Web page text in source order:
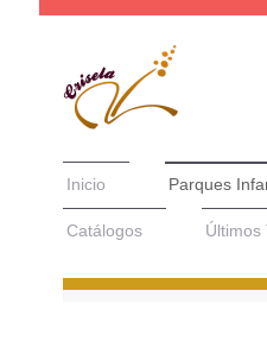
Inicio Parques
Catálogos Últimos